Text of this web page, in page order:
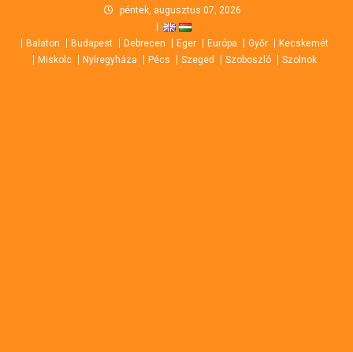
content
péntek, augusztus 07, 2026
Balaton Budapest Debrecen Eger Európa Győr
Kecskemét
Miskolc
Nyíregyháza Pécs Szeged Szoboszló Szolnok